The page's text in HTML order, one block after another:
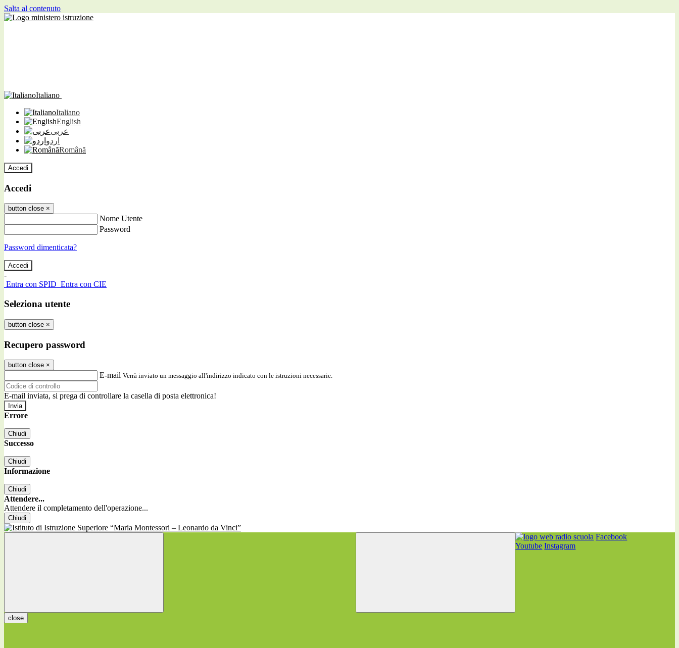
Salta al contenuto
Italiano
Italiano
English
عربى
اردو
Română
Accedi
Accedi
button close ×
Nome Utente
Password
Password dimenticata?
-
Entra con SPID Entra con CIE
Seleziona utente
button close ×
Recupero password
button close ×
E-mail Verrà inviato un messaggio all'indirizzo indicato con le istruzioni necessarie.
E-mail inviata, si prega di controllare la casella di posta elettronica!
Errore
Chiudi
Successo
Chiudi
Informazione
Chiudi
Attendere...
Attendere il completamento dell'operazione...
Chiudi
Facebook
Youtube Instagram
close